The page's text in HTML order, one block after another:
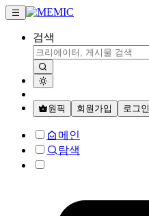
검색
원픽 회원가입 로그인
메인
탐색